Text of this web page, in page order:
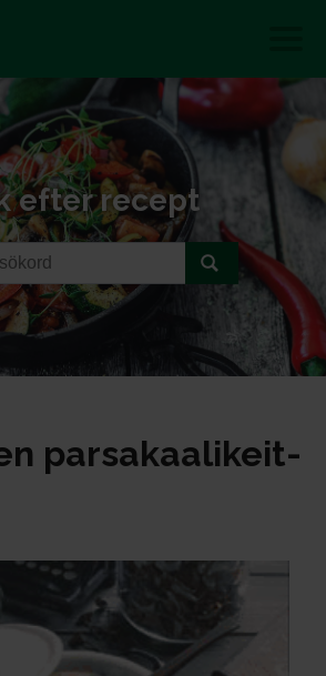
efter recept
par­sa­kaa­li­keit­